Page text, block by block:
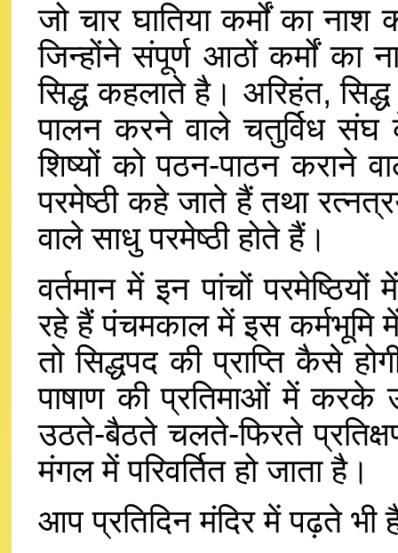
जो चार घातिया कर्मों का
जिन्होंने संपूर्ण आठों कर्मों का
सिद्ध कहलाते है। अरिहंत,
पालन करने वाले चतुर्विध
शिष्यों को पठन-पाठन कराने
परमेष्ठी कहे जाते हैं तथा
वाले साधु परमेष्ठी होते हैं।
वर्तमान में इन पांचों
रहे हैं पंचमकाल में इस कर्मभूमि
तो सिद्धपद की प्राप्ति कैसे
पाषाण की प्रतिमाओं में करके
उठते-बैठते चलते-फिरते
मंगल में परिवर्तित हो जाता है।
आप प्रतिदिन मंदिर में पढ़ते भी